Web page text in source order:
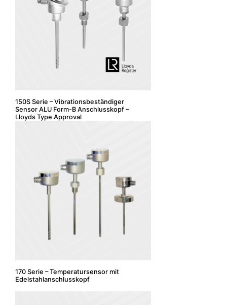
150S Serie – Vibrationsbeständiger
Sensor ALU Form-B Anschlusskopf –
Lloyds Type Approval
170 Serie – Temperatursensor mit
Edelstahlanschlusskopf